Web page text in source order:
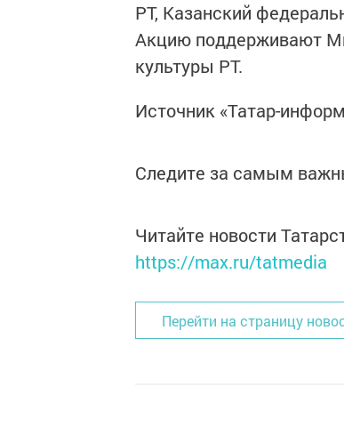
РТ, Казанский
Акцию поддерживают
культуры РТ.
Источник «Татар-
Следите за самым
Читайте новости
https://max.ru/tatmedia
Перейти на страницу